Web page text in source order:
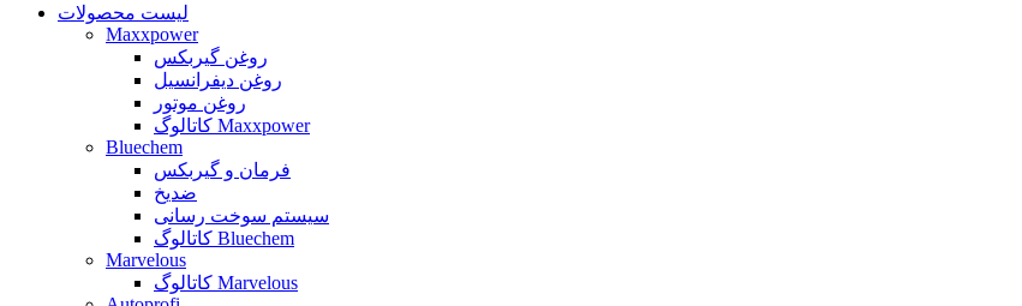
لیست محصولات
Maxxpower
روغن گیربکس
روغن دیفرانسیل
روغن موتور
کاتالوگ Maxxpower
Bluechem
فرمان و گیربکس
ضدیخ
سیستم سوخت رسانی
کاتالوگ Bluechem
Marvelous
کاتالوگ Marvelous